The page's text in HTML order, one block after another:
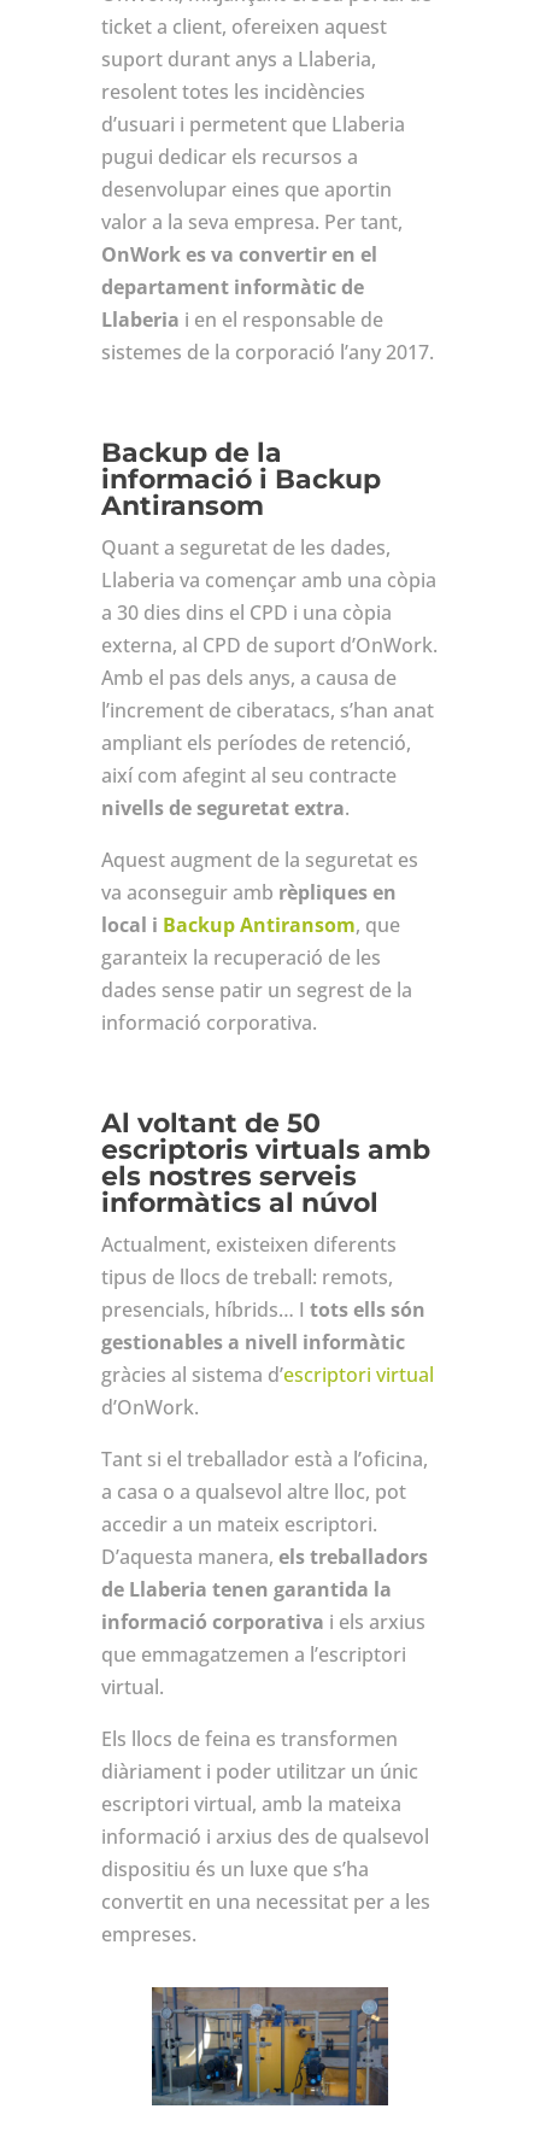
ticket a client, ofereixen aquest
suport durant anys a Llaberia,
resolent totes les incidències
d’usuari i permetent que Llaberia
pugui dedicar els recursos a
desenvolupar eines que aportin
valor a la seva empresa. Per tant,
OnWork es va convertir en el
departament informàtic de
Llaberia i en el responsable de
sistemes de la corporació l’any 2017.
Backup de la
informació i Backup
Antiransom
Quant a seguretat de les dades,
Llaberia va començar amb una còpia
a 30 dies dins el CPD i una còpia
externa, al CPD de suport d’OnWork.
Amb el pas dels anys, a causa de
l’increment de ciberatacs, s’han anat
ampliant els períodes de retenció,
així com afegint al seu contracte
nivells de seguretat extra.
Aquest augment de la seguretat es
va aconseguir amb rèpliques en
local i Backup Antiransom, que
garanteix la recuperació de les
dades sense patir un segrest de la
informació corporativa.
Al voltant de 50
escriptoris virtuals amb
els nostres serveis
informàtics al núvol
Actualment, existeixen diferents
tipus de llocs de treball: remots,
presencials, híbrids… I tots ells són
gestionables a nivell informàtic
gràcies al sistema d’escriptori virtual
d’OnWork.
Tant si el treballador està a l’oficina,
a casa o a qualsevol altre lloc, pot
accedir a un mateix escriptori.
D’aquesta manera, els treballadors
de Llaberia tenen garantida la
informació corporativa i els arxius
que emmagatzemen a l’escriptori
virtual.
Els llocs de feina es transformen
diàriament i poder utilitzar un únic
escriptori virtual, amb la mateixa
informació i arxius des de qualsevol
dispositiu és un luxe que s’ha
convertit en una necessitat per a les
empreses.